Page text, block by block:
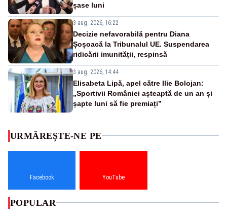
șase luni
3 aug. 2026, 16:22
Decizie nefavorabilă pentru Diana
Șoșoacă la Tribunalul UE. Suspendarea
ridicării imunității, respinsă
3 aug. 2026, 14:44
Elisabeta Lipă, apel către Ilie Bolojan:
„Sportivii României așteaptă de un an și
șapte luni să fie premiați”
URMĂREȘTE-NE PE
Facebook YouTube
POPULAR